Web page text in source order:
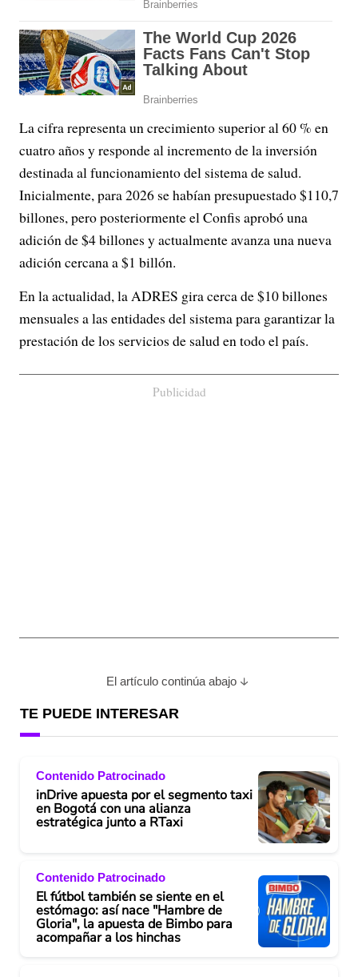
La cifra representa un crecimiento superior al 60 % en
cuatro años y responde al incremento de la inversión
destinada al funcionamiento del sistema de salud.
Inicialmente, para 2026 se habían presupuestado $110,7
billones, pero posteriormente el Confis aprobó una
adición de $4 billones y actualmente avanza una nueva
adición cercana a $1 billón.
En la actualidad, la ADRES gira cerca de $10 billones
mensuales a las entidades del sistema para garantizar la
prestación de los servicios de salud en todo el país.
Publicidad
El artículo continúa abajo
TE PUEDE INTERESAR
Contenido Patrocinado
inDrive apuesta por el segmento taxi
en Bogotá con una alianza
estratégica junto a RTaxi
Contenido Patrocinado
El fútbol también se siente en el
estómago: así nace "Hambre de
Gloria", la apuesta de Bimbo para
acompañar a los hinchas